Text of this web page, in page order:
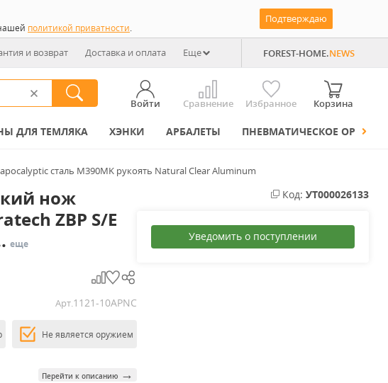
политикой приватности.
Подтверждаю
и возврат Доставка и оплата Еще FOREST-HOME.NEWS
Войти Сравнение Избранное Корзина
ДЛЯ ТЕМЛЯКА ХЭНКИ АРБАЛЕТЫ ПНЕВМАТИЧЕСКОЕ ОРУЖИЕ
сталь M390MK рукоять Natural Clear Aluminum
нож
ZBP S/E
еще
Арт.1121-10APNC
Не является оружием
Перейти к описанию →
Код: УТ000026133
Уведомить о поступлении